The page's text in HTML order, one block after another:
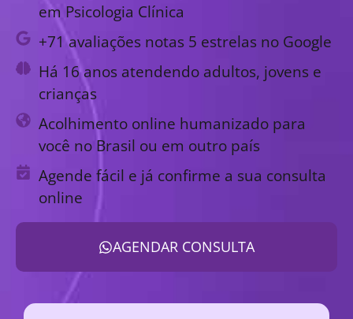
em Psicologia Clínica
+71 avaliações notas 5 estrelas no Google
Há 16 anos atendendo adultos, jovens e
crianças
Acolhimento online humanizado para
você no Brasil ou em outro país
Agende fácil e já confirme a sua consulta
online
AGENDAR CONSULTA